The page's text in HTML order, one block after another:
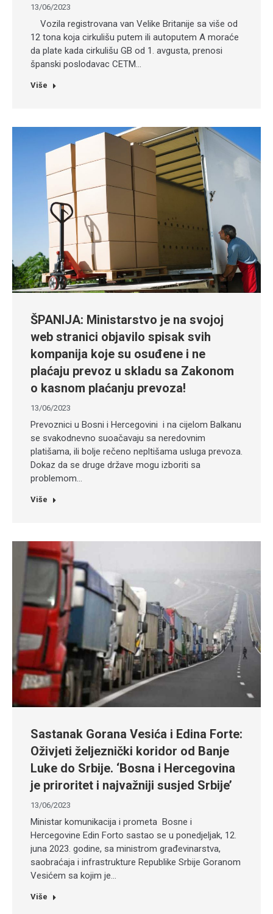
13/06/2023
Vozila registrovana van Velike Britanije sa više od
12 tona koja cirkulišu putem ili autoputem A moraće
da plate kada cirkulišu GB od 1. avgusta, prenosi
španski poslodavac CETM…
Više
ŠPANIJA: Ministarstvo je na svojoj
web stranici objavilo spisak svih
kompanija koje su osuđene i ne
plaćaju prevoz u skladu sa Zakonom
o kasnom plaćanju prevoza!
13/06/2023
Prevoznici u Bosni i Hercegovini i na cijelom Balkanu
se svakodnevno suoačavaju sa neredovnim
platišama, ili bolje rečeno nepltišama usluga prevoza.
Dokaz da se druge države mogu izboriti sa
problemom…
Više
Sastanak Gorana Vesića i Edina Forte:
Oživjeti željeznički koridor od Banje
Luke do Srbije. ‘Bosna i Hercegovina
je priroritet i najvažniji susjed Srbije’
13/06/2023
Ministar komunikacija i prometa Bosne i
Hercegovine Edin Forto sastao se u ponedjeljak, 12.
juna 2023. godine, sa ministrom građevinarstva,
saobraćaja i infrastrukture Republike Srbije Goranom
Vesićem sa kojim je…
Više